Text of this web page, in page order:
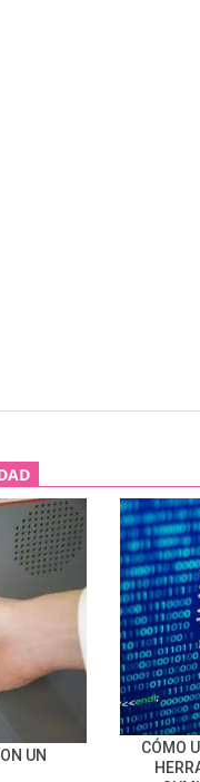
UN
CÓMO